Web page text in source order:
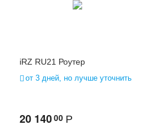
iRZ RU21 Роутер
от 3 дней, но лучше уточнить
20 14000 Р